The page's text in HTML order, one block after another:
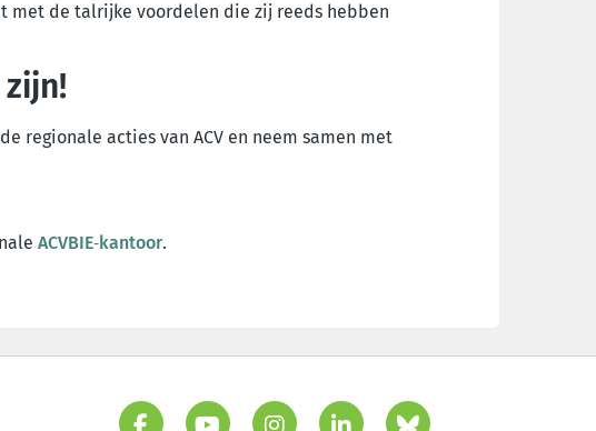
met de talrijke voordelen die zij reeds hebben
de regionale acties van ACV en neem samen met
ACVBIE‑kantoor.